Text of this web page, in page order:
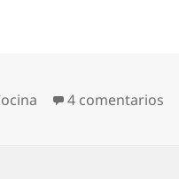
4 comentarios